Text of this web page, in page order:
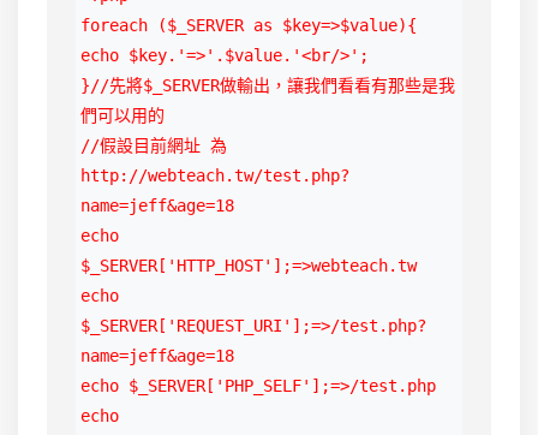
foreach ($_SERVER as $key=>$value){
echo $key.'=>'.$value.'<br/>';
}//先將$_SERVER做輸出，讓我們看看有那些是我
們可以用的
//假設目前網址 為
http://webteach.tw/test.php?
name=jeff&age=18
echo
$_SERVER['HTTP_HOST'];=>webteach.tw
echo
$_SERVER['REQUEST_URI'];=>/test.php?
name=jeff&age=18
echo $_SERVER['PHP_SELF'];=>/test.php
echo